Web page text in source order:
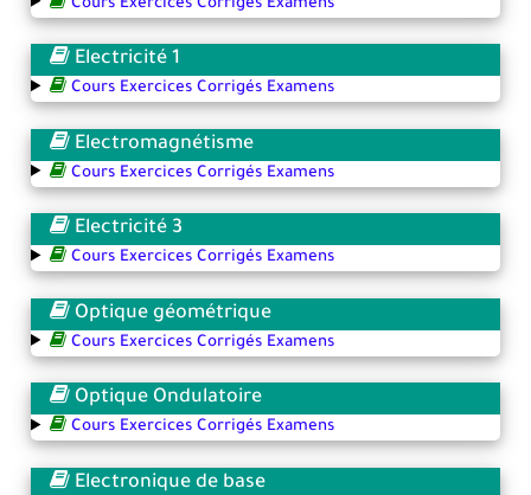
Cours Exercices Corrigés Examens
Electricité 1
Cours Exercices Corrigés Examens
Electromagnétisme
Cours Exercices Corrigés Examens
Electricité 3
Cours Exercices Corrigés Examens
Optique géométrique
Cours Exercices Corrigés Examens
Optique Ondulatoire
Cours Exercices Corrigés Examens
Electronique de base